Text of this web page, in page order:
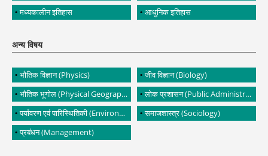
मध्यकालीन इतिहास
आधुनिक इतिहास
अन्य विषय
भौतिक विज्ञान (Physics)
जीव विज्ञान (Biology)
भौतिक भूगोल (Physical Geography)
लोक प्रशासन (Public Administration)
पर्यावरण एवं पारिस्थितिकी (Environment and Ecology)
समाजशास्त्र (Sociology)
प्रबंधन (Management)